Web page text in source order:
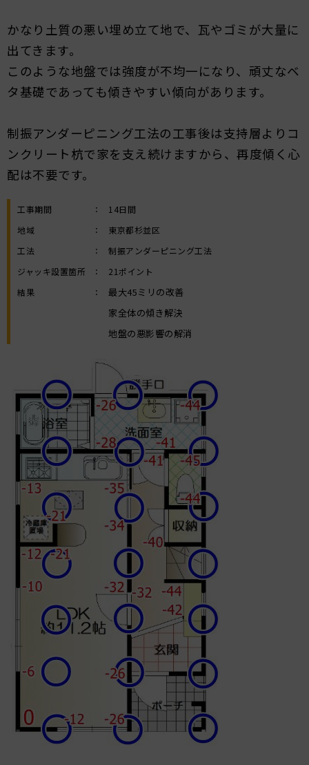
かなり土質の悪い埋め立て地で、瓦やゴミが大量に
出てきます。
このような地盤では強度が不均一になり、頑丈なベ
タ基礎であっても傾きやすい傾向があります。
制振アンダーピニング工法の工事後は支持層よりコ
ンクリート杭で家を支え続けますから、再度傾く心
配は不要です。
工事期間 ：
14日間
地域
：
東京都杉並区
工法
：
制振アンダーピニング工法
ジャッキ設置箇所
：
21ポイント
結果
：
最大45ミリの改善
家全体の傾き解決
地盤の悪影響の解消